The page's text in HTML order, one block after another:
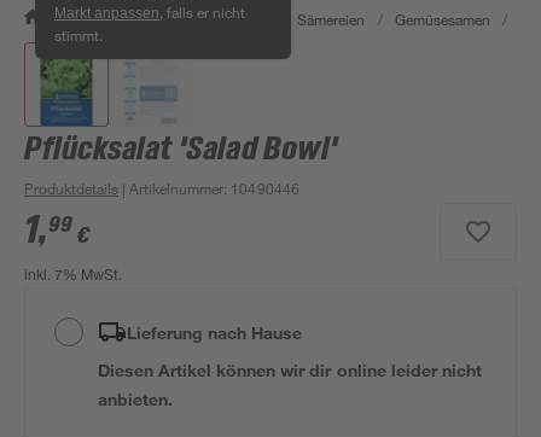
Markt anpassen , falls er nicht
stimmt.
/ Garten & Freizeit / Pflanzen Sämereien / Gemüsesamen /
Pflücksalat 'Salad Bowl'
Produktdetails | Artikelnummer: 10490446
1,99 €
inkl. 7% MwSt.
Lieferung nach Hause
Diesen Artikel können wir dir online leider nicht
anbieten.